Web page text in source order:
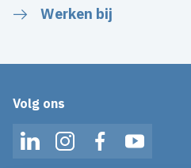
Werken bij
Volg ons
LinkedInInstagramFacebookYouTube